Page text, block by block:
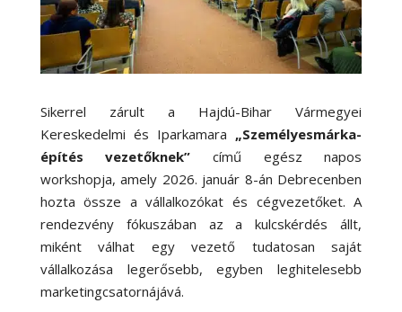
Sikerrel zárult a Hajdú-Bihar Vármegyei
Kereskedelmi és Iparkamara „Személyesmárka-
építés vezetőknek” című egész napos
workshopja, amely 2026. január 8-án Debrecenben
hozta össze a vállalkozókat és cégvezetőket. A
rendezvény fókuszában az a kulcskérdés állt,
miként válhat egy vezető tudatosan saját
vállalkozása legerősebb, egyben leghitelesebb
marketingcsatornájává.